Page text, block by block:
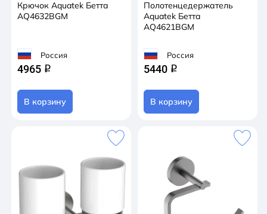
Крючок Aquatek Бетта
AQ4632BGM
Россия
4965 q
В корзину
Полотенцедержатель
Aquatek Бетта
AQ4621BGM
Россия
5440 q
В корзину